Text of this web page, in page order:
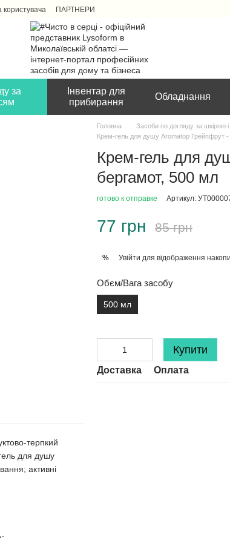
користувача ПАРТНЕРИ
за
Інвентар для
прибирання
Обладнання
терпкий
для душу
активні
Головна Засоби по догляду за шкірою
Крем-гель для душу Aromatop Грейпфрут
Крем-гель для
бергамот, 500 мл
готово к отправке Артикул:
77 грн 85 грн
% Увійти для відображення
Обєм/Вага засобу
500 мл
Купити
Доставка Оплата